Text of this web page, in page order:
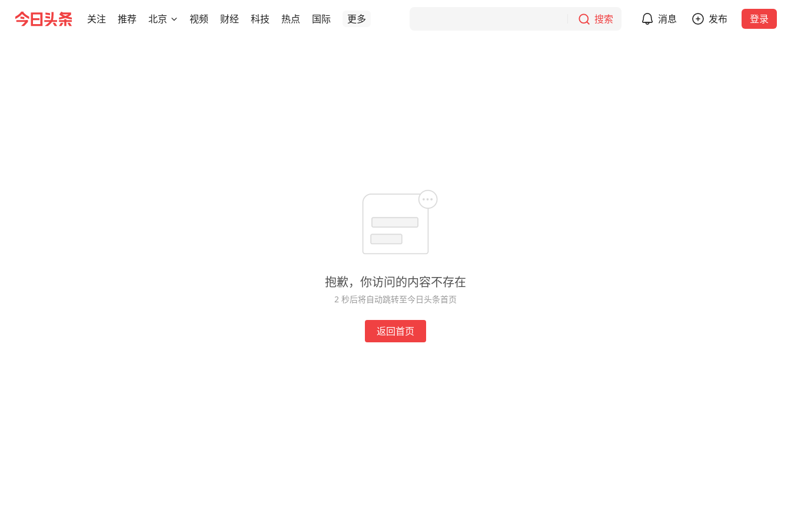
关注 推荐 北京 视频 财经 科技 热点 国际 更多 搜索 消息 发布 登录
抱歉，你访问的内容不存在
2 秒后将自动跳转至今日头条首页
返回首页